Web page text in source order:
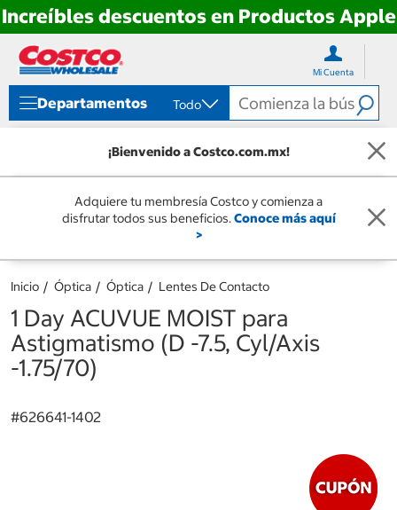
Increíbles descuentos en Productos Apple
directo
contenido
directo
menú
navegación
Mi Cuenta
Departamentos Todo
¡Bienvenido a Costco.com.mx!
Adquiere tu membresía Costco y comienza a
disfrutar todos sus beneficios.Conoce más aquí
>
Inicio Óptica Óptica Lentes De Contacto
1 Day ACUVUE MOIST para
Astigmatismo (D -7.5, Cyl/Axis
-1.75/70)
#626641-1402